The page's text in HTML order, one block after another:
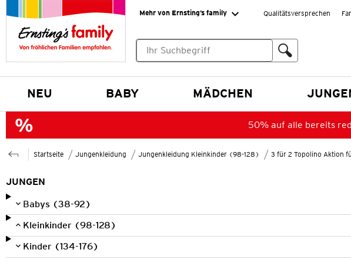
Mehr von Ernsting’s family Qualitätsversprechen
NEU BABY MÄDCHEN
50% auf alle bereits
Startseite Jungenkleidung Jungenkleidung Kleinkinder (98-128) 3 für 2 Topolino Aktion
JUNGEN
Babys (38-92)
Kleinkinder (98-128)
Kinder (134-176)